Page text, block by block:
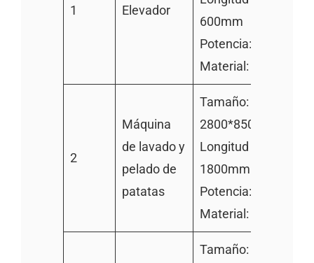
1 Elevador
600mm
Potencia: 0.75kw
Material: 304SS
2
Máquina
de lavado y
pelado de
patatas
Tamaño:
2800*850*900 mm
Longitud del rodillo:
1800mm
Potencia: 4kw
Material: 304SS
Tamaño: